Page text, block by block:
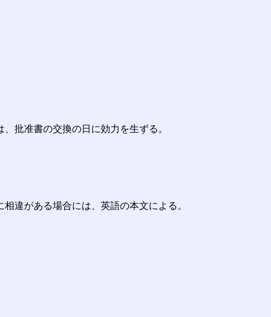
批准書の交換の日に効力を生ずる。
違がある場合には、英語の本文による。